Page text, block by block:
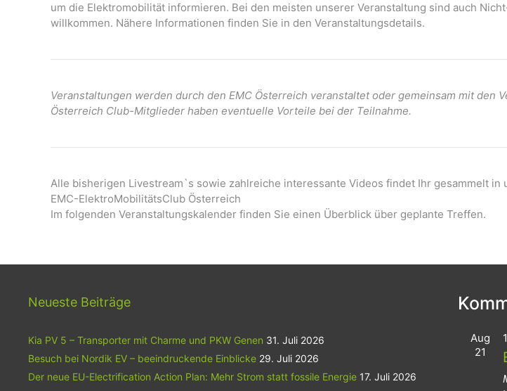
um die Elektromobilität informieren. Bei den meisten unserer Veranstaltung sind auch
willkommen. Nähere Informationen finden Sie in den Veranstaltungsdetails.
Veranstaltungen werden durch den EMC Österreich veranstaltet oder gemeinsam mit den
Österreich Club-Mitglieder haben eventuelle Vorteile bei der Teilnahme.
Alle bisherigen Livestream`s sowie zahlreiche interessante Videos findet Ihr gesammelt in
EMC-ElektroMobilitätsClub Österreich
Im folgenden Veranstaltungskalender finden Sie einen Überblick über geplante Treffen.
Neueste Beiträge
Kia PV 5 – Transporter mit Charme und PKW Genen 31. Juli 2026
Besuch bei Nordik EV – beeindruckende Einblicke 29. Juli 2026
Der neue EU-Electrification Action Plan: Mehr Strom statt fossile Energie 17. Juli 2026
Aug
21